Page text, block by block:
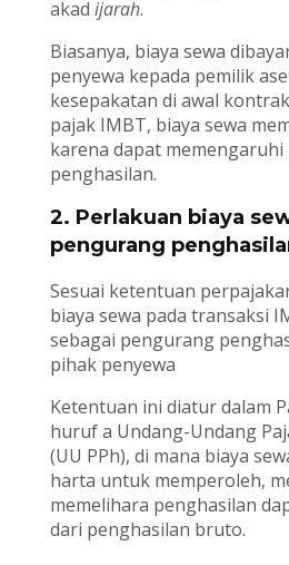
akad ijarah.
Biasanya, biaya sewa
penyewa kepada pemilik
kesepakatan di awal
pajak IMBT, biaya sewa
karena dapat
penghasilan.
2. Perlakuan biaya
pengurang
Sesuai ketentuan
biaya sewa pada transaksi
sebagai pengurang
pihak penyewa
Ketentuan ini diatur dalam
huruf a Undang-Undang
(UU PPh), di mana biaya
harta untuk memperoleh,
memelihara penghasilan
dari penghasilan bruto.